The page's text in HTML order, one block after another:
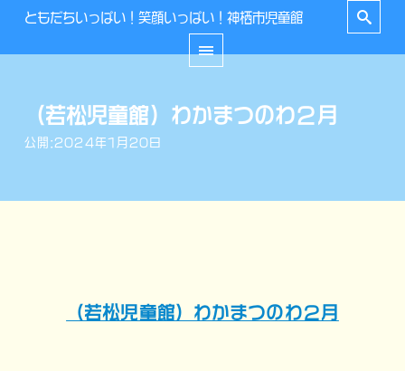
ともだちいっぱい！笑顔いっぱい！神栖市児童館
（若松児童館）わかまつのわ２月
公開:2024年1月20日
（若松児童館）わかまつのわ２月